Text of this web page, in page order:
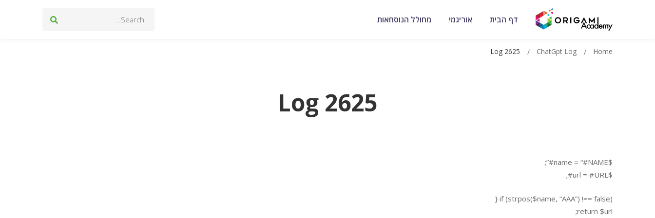
דף הבית אוריגמי מחולל הנוסחאות
Log 2625
Home
ChatGpt Log
Log 2625
$name = “#NAME#”;
$url = #URL#;
if (strpos($name, “AAA”) !== false) {
return $url;